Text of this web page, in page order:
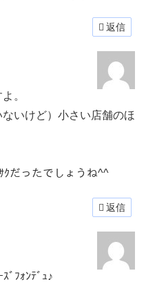
返信
。
いけど）小さい店舗のほ
ｸだったでしょうね^^
返信
ﾞﾌｫﾝﾃﾞｭ♪